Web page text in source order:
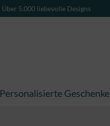
Über 5.000 liebevolle Designs
Personalisierte Geschenke